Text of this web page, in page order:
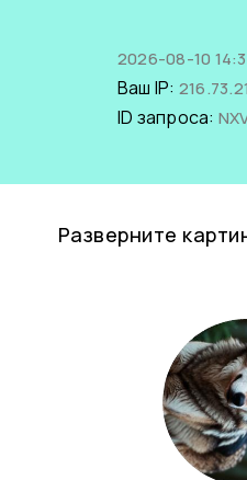
2026-08-10
Ваш IP:
ID запроса:
Разверните